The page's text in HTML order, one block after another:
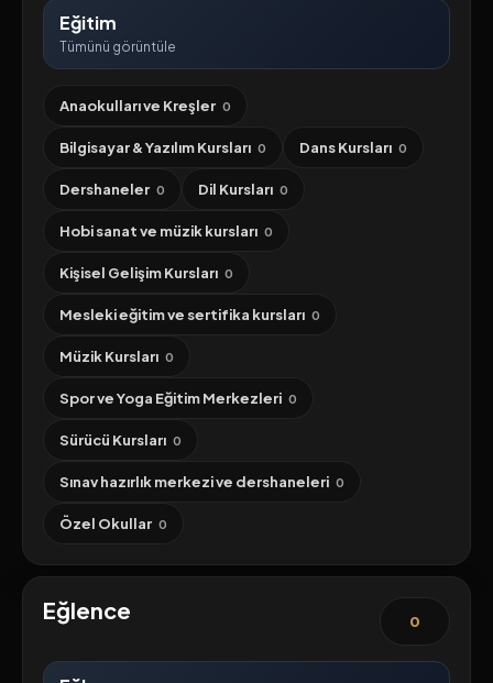
Eğitim
Tümünü görüntüle
Anaokulları ve Kreşler 0
Bilgisayar & Yazılım Kursları 0 Dans Kursları 0
Dershaneler 0 Dil Kursları 0
Hobi sanat ve müzik kursları 0
Kişisel Gelişim Kursları 0
Mesleki eğitim ve sertifika kursları 0
Müzik Kursları 0
Spor ve Yoga Eğitim Merkezleri 0
Sürücü Kursları 0
Sınav hazırlık merkezi ve dershaneleri 0
Özel Okullar 0
Eğlence 0